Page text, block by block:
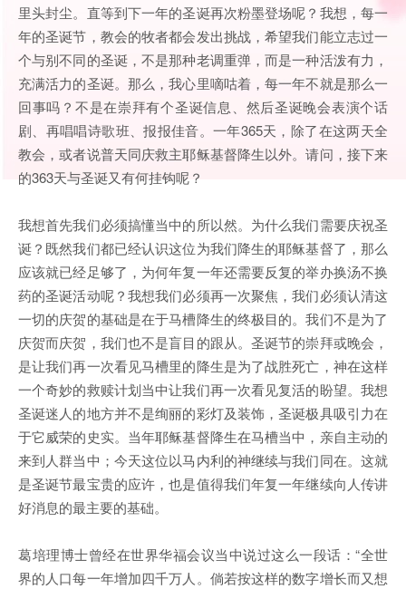
里头封尘。直等到下一年的圣诞再次粉墨登场呢？我想，每一
年的圣诞节，教会的牧者都会发出挑战，希望我们能立志过一
个与别不同的圣诞，不是那种老调重弹，而是一种活泼有力，
充满活力的圣诞。那么，我心里嘀咕着，每一年不就是那么一
回事吗？不是在崇拜有个圣诞信息、然后圣诞晚会表演个话
剧、再唱唱诗歌班、报报佳音。一年365天，除了在这两天全
教会，或者说普天同庆救主耶稣基督降生以外。请问，接下来
的363天与圣诞又有何挂钩呢？
我想首先我们必须搞懂当中的所以然。为什么我们需要庆祝圣
诞？既然我们都已经认识这位为我们降生的耶稣基督了，那么
应该就已经足够了，为何年复一年还需要反复的举办换汤不换
药的圣诞活动呢？我想我们必须再一次聚焦，我们必须认清这
一切的庆贺的基础是在于马槽降生的终极目的。我们不是为了
庆贺而庆贺，我们也不是盲目的跟从。圣诞节的崇拜或晚会，
是让我们再一次看见马槽里的降生是为了战胜死亡，神在这样
一个奇妙的救赎计划当中让我们再一次看见复活的盼望。我想
圣诞迷人的地方并不是绚丽的彩灯及装饰，圣诞极具吸引力在
于它威荣的史实。当年耶稣基督降生在马槽当中，亲自主动的
来到人群当中；今天这位以马内利的神继续与我们同在。这就
是圣诞节最宝贵的应许，也是值得我们年复一年继续向人传讲
好消息的最主要的基础。
葛培理博士曾经在世界华福会议当中说过这么一段话：“全世
界的人口每一年增加四千万人。倘若按这样的数字增长而又想